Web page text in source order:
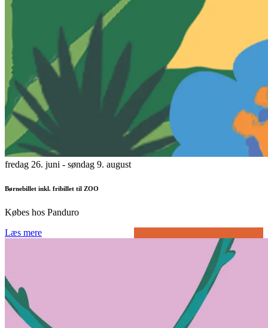
fredag 26. juni - søndag 9. august
Børnebillet inkl. fribillet til ZOO
Købes hos Panduro
Læs mere